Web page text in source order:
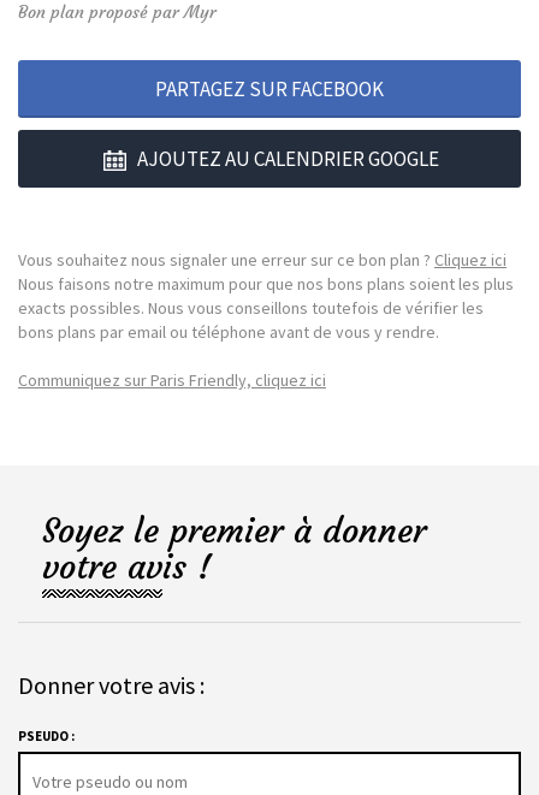
Bon plan proposé par Myr
PARTAGEZ SUR FACEBOOK
AJOUTEZ AU CALENDRIER GOOGLE
Vous souhaitez nous signaler une erreur sur ce bon plan ? Cliquez ici
Nous faisons notre maximum pour que nos bons plans soient les plus
exacts possibles. Nous vous conseillons toutefois de vérifier les
bons plans par email ou téléphone avant de vous y rendre.
Communiquez sur Paris Friendly, cliquez ici
Soyez le premier à donner
votre avis !
Donner votre avis :
PSEUDO :